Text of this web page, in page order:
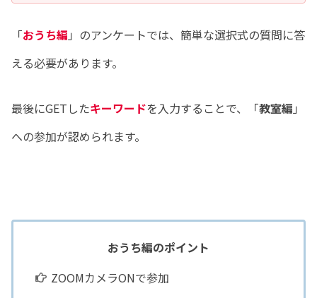
「おうち編 」のアンケートでは、簡単な選択式の質問に答
える必要があります。
最後にGETしたキーワードを入力することで、「教室編 」
への参加が認められます。
おうち編のポイント
ZOOMカメラONで参加